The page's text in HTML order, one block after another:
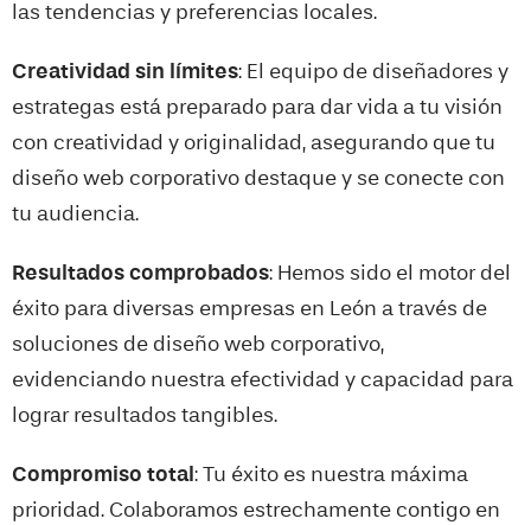
las tendencias y preferencias locales.
Creatividad sin límites: El equipo de diseñadores y
estrategas está preparado para dar vida a tu visión
con creatividad y originalidad, asegurando que tu
diseño web corporativo destaque y se conecte con
tu audiencia.
Resultados comprobados: Hemos sido el motor del
éxito para diversas empresas en León a través de
soluciones de diseño web corporativo,
evidenciando nuestra efectividad y capacidad para
lograr resultados tangibles.
Compromiso total : Tu éxito es nuestra máxima
prioridad. Colaboramos estrechamente contigo en